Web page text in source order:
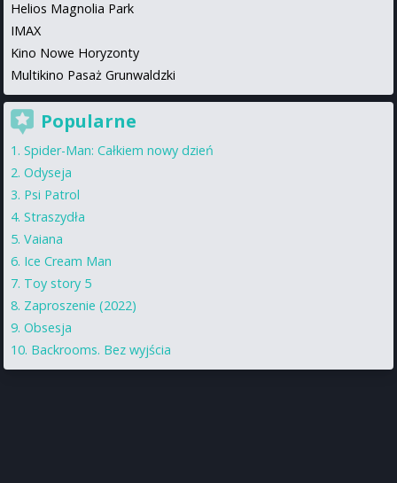
Helios Magnolia Park
IMAX
Kino Nowe Horyzonty
Multikino Pasaż Grunwaldzki
Popularne
Spider-Man: Całkiem nowy dzień
Odyseja
Psi Patrol
Straszydła
Vaiana
Ice Cream Man
Toy story 5
Zaproszenie (2022)
Obsesja
Backrooms. Bez wyjścia